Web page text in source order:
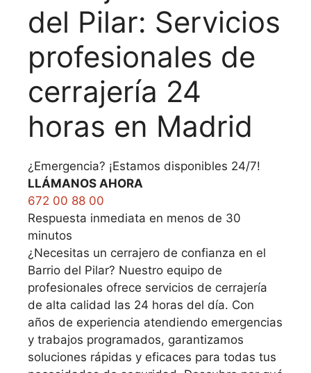
del Pilar: Servicios
profesionales de
cerrajería 24
horas en Madrid
¿Emergencia? ¡Estamos disponibles 24/7!
LLÁMANOS AHORA
672 00 88 00
Respuesta inmediata en menos de 30
minutos
¿Necesitas un cerrajero de confianza en el
Barrio del Pilar? Nuestro equipo de
profesionales ofrece servicios de cerrajería
de alta calidad las 24 horas del día. Con
años de experiencia atendiendo emergencias
y trabajos programados, garantizamos
soluciones rápidas y eficaces para todas tus